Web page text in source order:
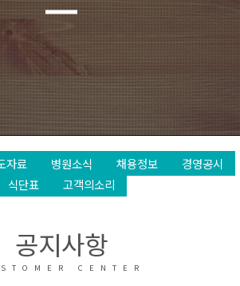
자료 병원소식 채용정보
경영공시
식단표
고객의소리
공지사항
CENTER